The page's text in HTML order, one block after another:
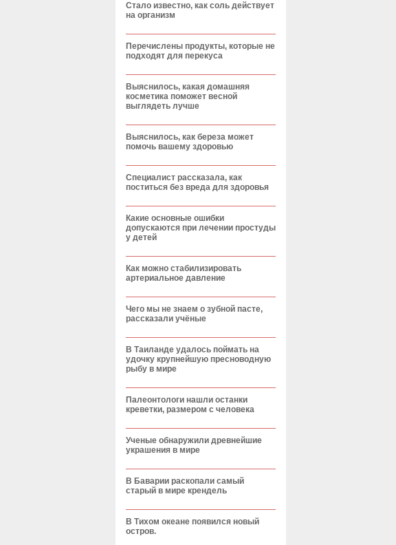
Стало известно, как соль действует
на организм
Перечислены продукты, которые не
подходят для перекуса
Выяснилось, какая домашняя
косметика поможет весной
выглядеть лучше
Выяснилось, как береза может
помочь вашему здоровью
Специалист рассказала, как
поститься без вреда для здоровья
Какие основные ошибки
допускаются при лечении простуды
у детей
Как можно стабилизировать
артериальное давление
Чего мы не знаем о зубной пасте,
рассказали учёные
В Таиланде удалось поймать на
удочку крупнейшую пресноводную
рыбу в мире
Палеонтологи нашли останки
креветки, размером с человека
Ученые обнаружили древнейшие
украшения в мире
В Баварии раскопали самый
старый в мире крендель
В Тихом океане появился новый
остров.